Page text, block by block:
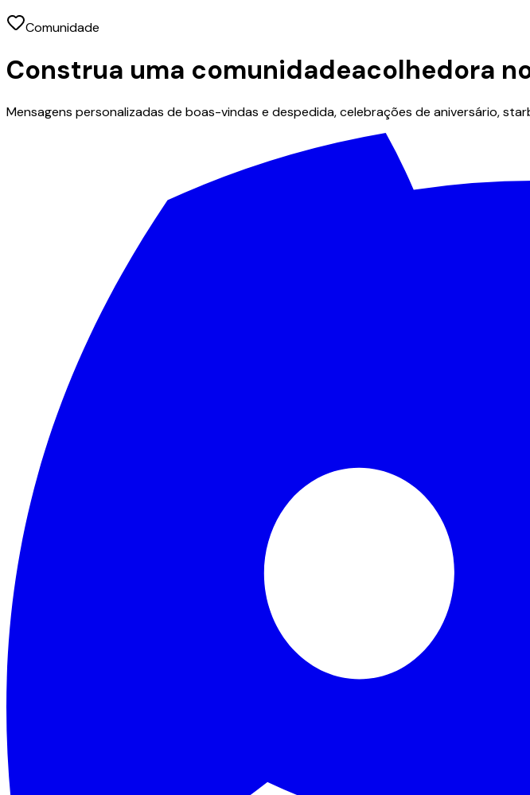
Comunidade
Construa uma comunidadeacolhedora
Mensagens personalizadas de boas-vindas e despedida, celebrações de aniversário,